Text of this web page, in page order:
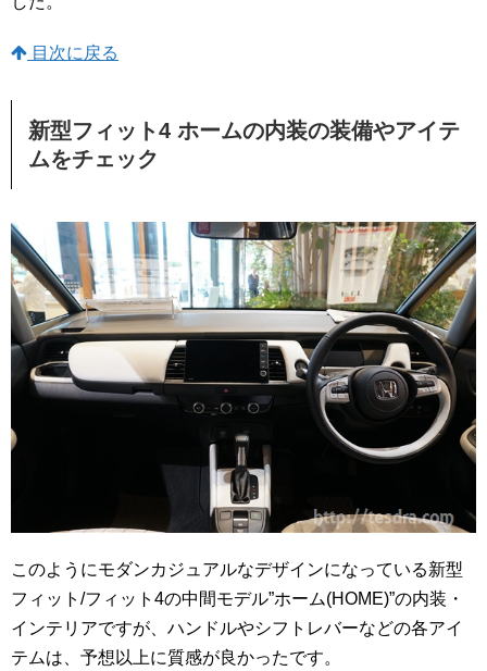
目次に戻る
新型フィット4 ホームの内装の装備やアイテ
ムをチェック
このようにモダンカジュアルなデザインになっている新型
フィット/フィット4の中間モデル”ホーム(HOME)”の内装・
インテリアですが、ハンドルやシフトレバーなどの各アイ
テムは、予想以上に質感が良かったです。